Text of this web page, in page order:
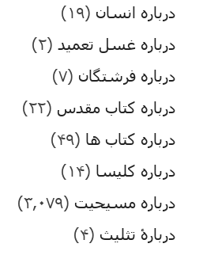
درباره انسان (۱۹)
درباره غسل تعمید (۲)
درباره فرشتگان (۷)
درباره کتاب مقدس (۲۲)
درباره کتاب ها (۴۹)
درباره کلیسا (۱۴)
درباره مسیحیت (۳,۰۷۹)
دربارۀ تثلیث (۴)